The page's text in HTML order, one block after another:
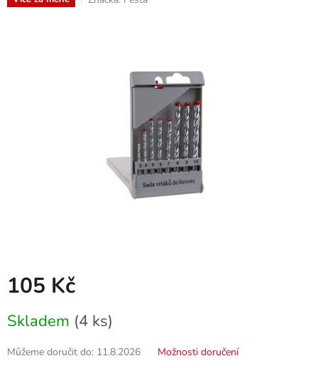
105 Kč
cena:
Skladem (4 ks)
Můžeme doručit do: 11.8.2026 Možnosti doručení